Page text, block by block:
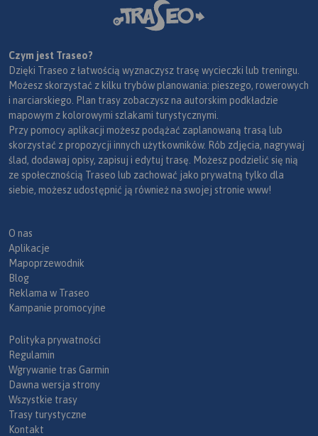
Czym jest Traseo?
Dzięki Traseo z łatwością wyznaczysz trasę wycieczki lub treningu.
Możesz skorzystać z kilku trybów planowania: pieszego, rowerowych
i narciarskiego. Plan trasy zobaczysz na autorskim podkładzie
mapowym z kolorowymi szlakami turystycznymi.
Przy pomocy aplikacji możesz podążać zaplanowaną trasą lub
skorzystać z propozycji innych użytkowników. Rób zdjęcia, nagrywaj
ślad, dodawaj opisy, zapisuj i edytuj trasę. Możesz podzielić się nią
ze społecznością Traseo lub zachować jako prywatną tylko dla
siebie, możesz udostępnić ją również na swojej stronie www!
O nas
Aplikacje
Mapoprzewodnik
Blog
Reklama w Traseo
Kampanie promocyjne
Polityka prywatności
Regulamin
Wgrywanie tras Garmin
Dawna wersja strony
Wszystkie trasy
Trasy turystyczne
Kontakt